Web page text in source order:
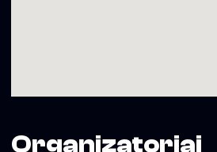
Organizatoriai